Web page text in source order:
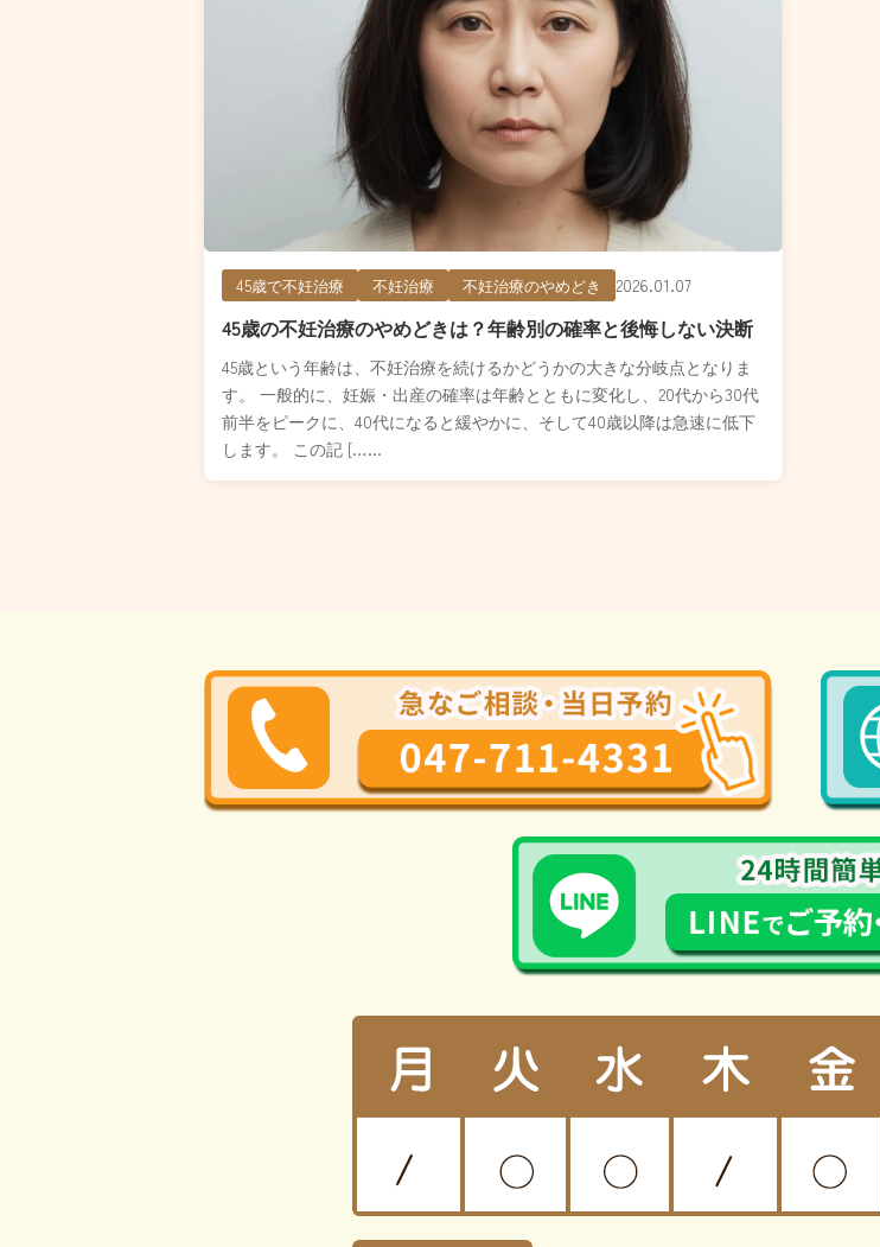
45歳で不妊治療 不妊治療 不妊治療のやめどき 2026.01.07
45歳の不妊治療のやめどきは？年齢別の確率と後悔しない決断
45歳という年齢は、不妊治療を続けるかどうかの大きな分岐点となりま
す。 一般的に、妊娠・出産の確率は年齢とともに変化し、20代から30代
前半をピークに、40代になると緩やかに、そして40歳以降は急速に低下
します。 この記 […...